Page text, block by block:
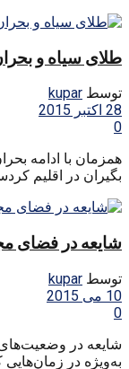
طلای سیاه و
توسط kupar
28 اکتبر 2015
0
همزمان با ادامه
بگیران در اقلیم
شایعه در فضای
توسط kupar
10 می 2015
0
شایعه در وضعیت‌های
به‌ویژه در